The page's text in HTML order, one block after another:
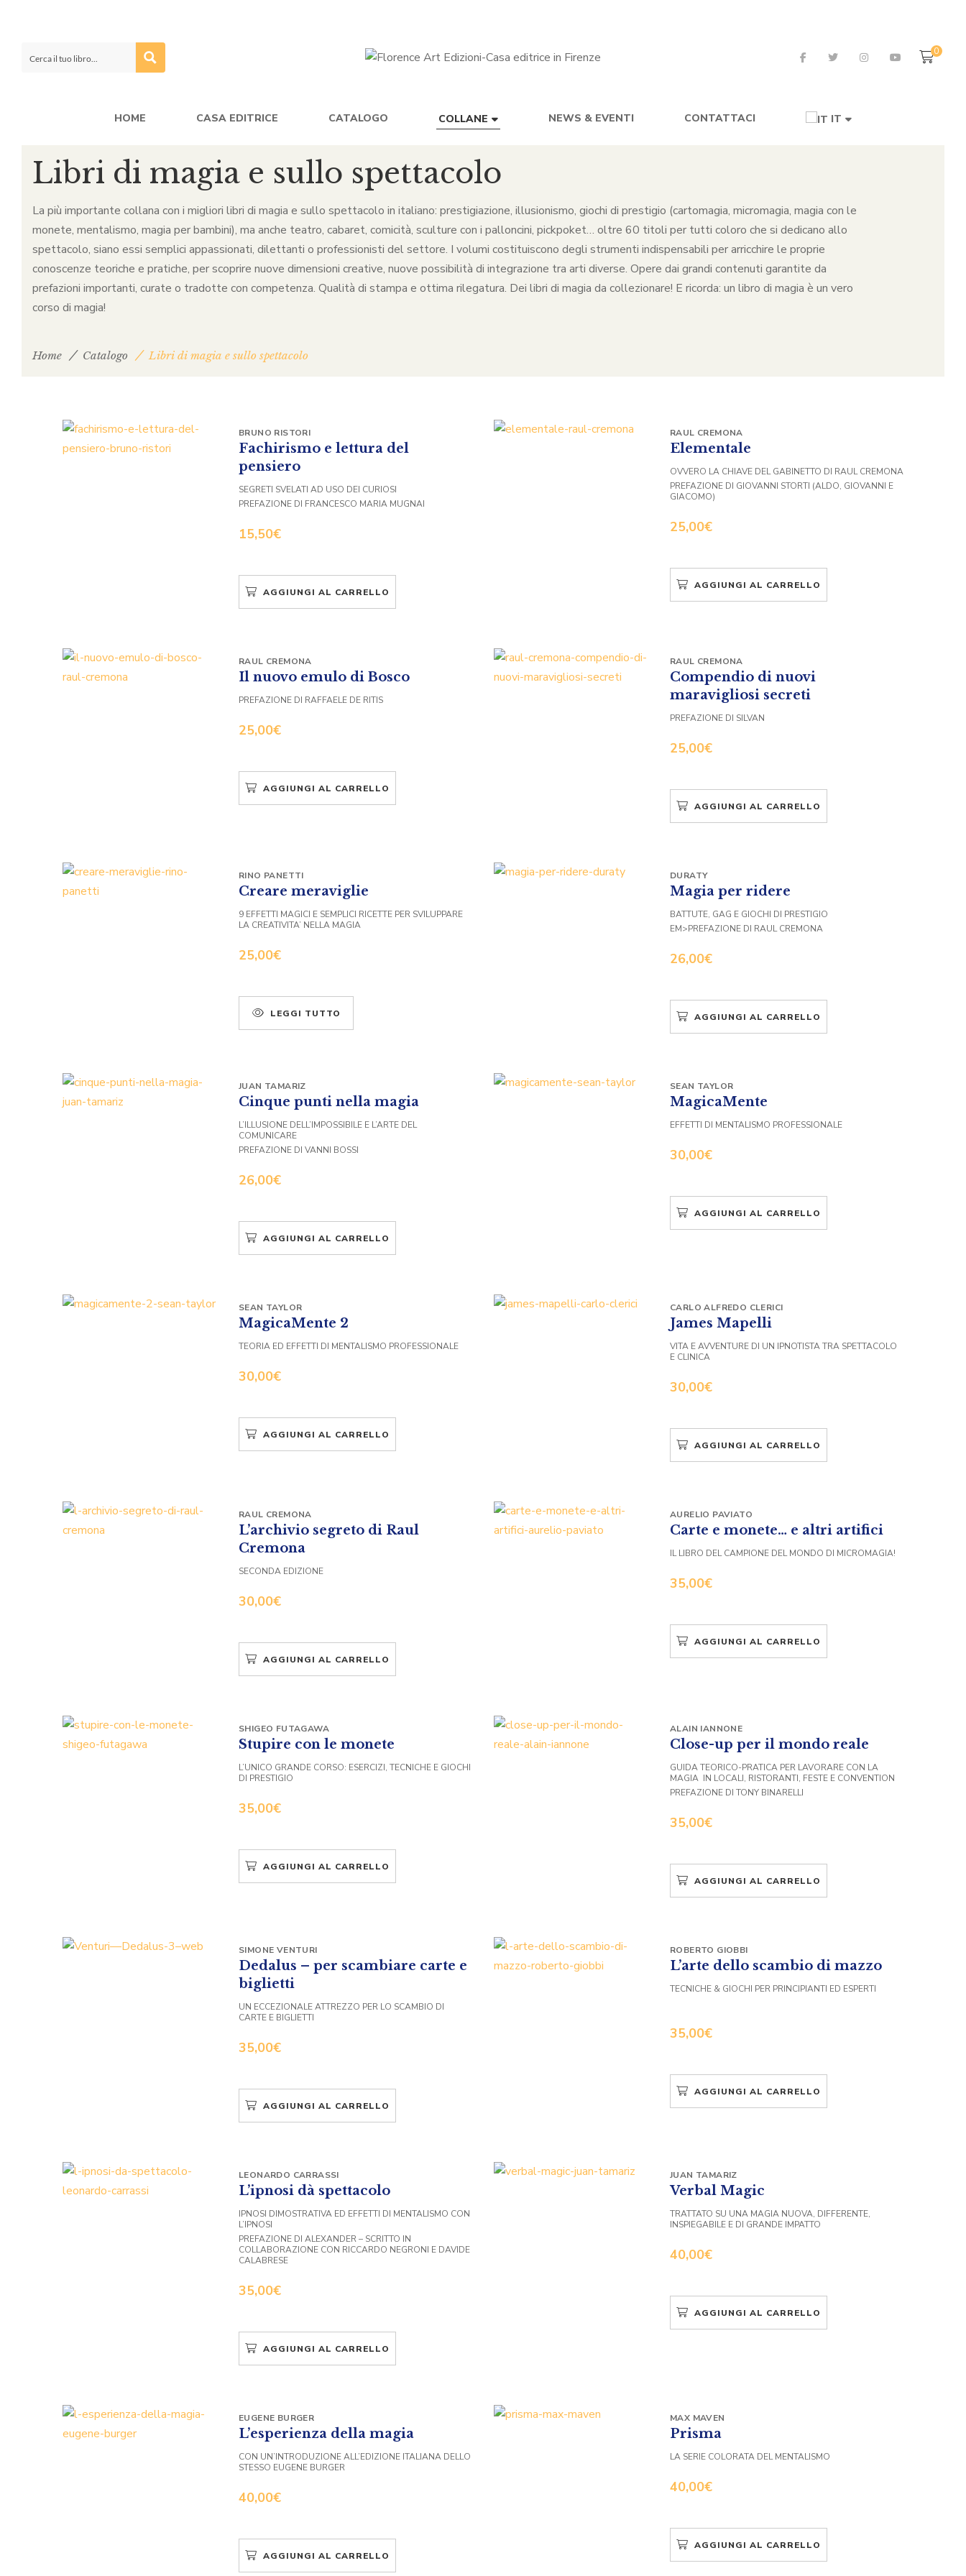
0
HOME CASA EDITRICE CATALOGO COLLANE NEWS & EVENTI CONTATTACI IT
Libri di magia e sullo spettacolo
La più importante collana con i migliori libri di magia e sullo spettacolo in italiano: prestigiazione, illusionismo, giochi di prestigio (cartomagia, micromagia, magia con le
monete, mentalismo, magia per bambini), ma anche teatro, cabaret, comicità, sculture con i palloncini, pickpoket… oltre 60 titoli per tutti coloro che si dedicano allo
spettacolo, siano essi semplici appassionati, dilettanti o professionisti del settore. I volumi costituiscono degli strumenti indispensabili per arricchire le proprie
conoscenze teoriche e pratiche, per scoprire nuove dimensioni creative, nuove possibilità di integrazione tra arti diverse. Opere dai grandi contenuti garantite da
prefazioni importanti, curate o tradotte con competenza. Qualità di stampa e ottima rilegatura. Dei libri di magia da collezionare! E ricorda: un libro di magia è un vero
corso di magia!
Home Catalogo Libri di magia e sullo spettacolo
Fachirismo e lettura del
pensiero
15,50€
BRUNO RISTORI
SEGRETI SVELATI AD USO DEI CURIOSI
PREFAZIONE DI FRANCESCO MARIA MUGNAI
AGGIUNGI AL CARRELLO
Elementale
25,00€
RAUL CREMONA
OVVERO LA CHIAVE DEL GABINETTO DI RAUL CREMONA
PREFAZIONE DI GIOVANNI STORTI (ALDO, GIOVANNI E
GIACOMO)
AGGIUNGI AL CARRELLO
Il nuovo emulo di Bosco
25,00€
RAUL CREMONA
PREFAZIONE DI RAFFAELE DE RITIS
AGGIUNGI AL CARRELLO
Compendio di nuovi
maravigliosi secreti
25,00€
RAUL CREMONA
PREFAZIONE DI SILVAN
AGGIUNGI AL CARRELLO
Creare meraviglie
25,00€
RINO PANETTI
9 EFFETTI MAGICI E SEMPLICI RICETTE PER SVILUPPARE
LA CREATIVITA’ NELLA MAGIA
LEGGI TUTTO
Magia per ridere
26,00€
DURATY
BATTUTE, GAG E GIOCHI DI PRESTIGIO
EM>PREFAZIONE DI RAUL CREMONA
AGGIUNGI AL CARRELLO
Cinque punti nella magia
26,00€
JUAN TAMARIZ
L’ILLUSIONE DELL’IMPOSSIBILE E L’ARTE DEL
COMUNICARE
PREFAZIONE DI VANNI BOSSI
AGGIUNGI AL CARRELLO
MagicaMente
30,00€
SEAN TAYLOR
EFFETTI DI MENTALISMO PROFESSIONALE
AGGIUNGI AL CARRELLO
MagicaMente 2
30,00€
SEAN TAYLOR
TEORIA ED EFFETTI DI MENTALISMO PROFESSIONALE
AGGIUNGI AL CARRELLO
James Mapelli
30,00€
CARLO ALFREDO CLERICI
VITA E AVVENTURE DI UN IPNOTISTA TRA SPETTACOLO
E CLINICA
AGGIUNGI AL CARRELLO
L’archivio segreto di Raul
Cremona
30,00€
RAUL CREMONA
SECONDA EDIZIONE
AGGIUNGI AL CARRELLO
Carte e monete… e altri artifici
35,00€
AURELIO PAVIATO
IL LIBRO DEL CAMPIONE DEL MONDO DI MICROMAGIA!
AGGIUNGI AL CARRELLO
Stupire con le monete
35,00€
SHIGEO FUTAGAWA
L’UNICO GRANDE CORSO: ESERCIZI, TECNICHE E GIOCHI
DI PRESTIGIO
AGGIUNGI AL CARRELLO
Close-up per il mondo reale
35,00€
ALAIN IANNONE
GUIDA TEORICO-PRATICA PER LAVORARE CON LA
MAGIA IN LOCALI, RISTORANTI, FESTE E CONVENTION
PREFAZIONE DI TONY BINARELLI
AGGIUNGI AL CARRELLO
Dedalus – per scambiare carte e
biglietti
35,00€
SIMONE VENTURI
UN ECCEZIONALE ATTREZZO PER LO SCAMBIO DI
CARTE E BIGLIETTI
AGGIUNGI AL CARRELLO
L’arte dello scambio di mazzo
35,00€
ROBERTO GIOBBI
TECNICHE & GIOCHI PER PRINCIPIANTI ED ESPERTI
AGGIUNGI AL CARRELLO
L’ipnosi dà spettacolo
35,00€
LEONARDO CARRASSI
IPNOSI DIMOSTRATIVA ED EFFETTI DI MENTALISMO CON
L’IPNOSI
PREFAZIONE DI ALEXANDER – SCRITTO IN
COLLABORAZIONE CON RICCARDO NEGRONI E DAVIDE
CALABRESE
AGGIUNGI AL CARRELLO
Verbal Magic
40,00€
JUAN TAMARIZ
TRATTATO SU UNA MAGIA NUOVA, DIFFERENTE,
INSPIEGABILE E DI GRANDE IMPATTO
AGGIUNGI AL CARRELLO
L’esperienza della magia
40,00€
EUGENE BURGER
CON UN’INTRODUZIONE ALL’EDIZIONE ITALIANA DELLO
STESSO EUGENE BURGER
AGGIUNGI AL CARRELLO
Prisma
40,00€
MAX MAVEN
LA SERIE COLORATA DEL MENTALISMO
AGGIUNGI AL CARRELLO